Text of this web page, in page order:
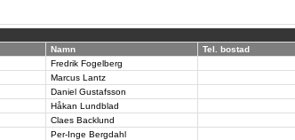
Namn Tel. bostad
Fredrik Fogelberg
Marcus Lantz
Daniel Gustafsson
Håkan Lundblad
Claes Backlund
Per-Inge Bergdahl